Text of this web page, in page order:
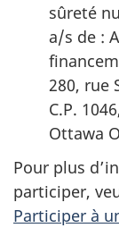
sûreté
a/s de :
280, rue
C.P.
Ottawa
Pour plus
participer,
Participer à